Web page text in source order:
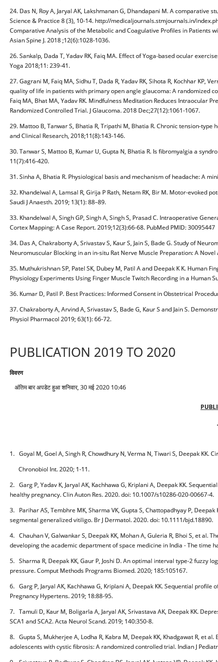
24. Das N, Roy A, Jaryal AK, Lakshmanan G, Dhandapani M. A
Science & Practice 8 (3), 10-14. http://medicaljournals.stmjournals.in/
Comparative Analysis of the Metabolic and Coagulative Profiles in Patients
Asian Spine J. 2018 ;12(6):1028-1036.
26. Sankalp, Dada T, Yadav RK, Faiq MA. Effect of Yoga-based ocular
Yoga 2018;11: 239-41.
27. Gagrani M, Faiq MA, Sidhu T, Dada R, Yadav RK, Sihota R, Kochhar KP,
quality of life in patients with primary open angle glaucoma: A randomized
Faiq MA, Bhat MA, Yadav RK. Mindfulness Meditation Reduces Intraocular
Randomized Controlled Trial. J Glaucoma. 2018 Dec;27(12):1061-1067.
29. Mattoo B, Tanwar S, Bhatia R, Tripathi M, Bhatia R. Chronic tension-
and Clinical Research, 2018;11(8):143-146.
30. Tanwar S, Mattoo B, Kumar U, Gupta N, Bhatia R. Is fibromyalgia a
11(7):416-420.
31. Sinha A, Bhatia R. Physiological basis and mechanism of headache: A
32. Khandelwal A, Lamsal R, Girija P Rath, Netam RK, Bir M. Motor-
Saudi J Anaesth. 2019; 13(1): 88–89.
33. Khandelwal A, Singh GP, Singh A, Singh S, Prasad C. Intraoperative
Cortex Mapping: A Case Report. 2019;12(3):66-68. PubMed PMID: 30095447
34. Das A, Chakraborty A, Srivastav S, Kaur S, Jain S, Bade G. Study of
Neuromuscular Blocking in an in-situ Rat Nerve Muscle Preparation: A
35. Muthukrishnan SP, Patel SK, Dubey M, Patil A and Deepak K K. Human
Physiology Experiments Using Finger Muscle Twitch Recording in a Human
36. Kumar D, Patil P. Best Practices: Informed Consent in Obstetrical
37. Chakraborty A, Arvind A, Srivastav S, Bade G, Kaur S and Jain S.
Physiol Pharmacol 2019; 63(1): 66-72.
PUBLICATION 2019 TO 2020
विवरण
अंतिम बार अपडेट हुआ शनिवार, 30 मई 2020 10:46
1. Goyal M, Goel A, Singh R, Chowdhury N, Verma N, Tiwari S, Deepak
Chronobiol Int. 2020; 1-11.
2. Garg P, Yadav K, Jaryal AK, Kachhawa G, Kriplani A, Deepak KK.
healthy pregnancy. Clin Auton Res. 2020. doi: 10.1007/s10286-020-00667-4.
3. Parihar AS, Tembhre MK, Sharma VK, Gupta S, Chattopadhyay P,
segmental generalized vitiligo. Br J Dermatol. 2020. doi: 10.1111/bjd.18890.
4. Chauhan V, Galwankar S, Deepak KK, Mohan A, Guleria R, Bhoi S, et al.
developing the academic department of space medicine in India - The time
5. Sharma R, Deepak KK, Gaur P, Joshi D. An optimal interval type-2
pressure. Comput Methods Programs Biomed. 2020; 185:105167.
6. Garg P, Jaryal AK, Kachhawa G, Kriplani A, Deepak KK. Sequential
Pregnancy Hypertens. 2019; 18:88-95.
7. Tamuli D, Kaur M, Boligarla A, Jaryal AK, Srivastava AK, Deepak KK.
SCA1 and SCA2. Acta Neurol Scand. 2019; 140:350-8.
8. Gupta S, Mukherjee A, Lodha R, Kabra M, Deepak KK, Khadgawat R, et
adolescents with cystic fibrosis: A randomized controlled trial. Indian J